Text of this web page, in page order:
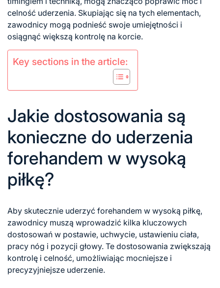
celność uderzenia. Skupiając się na tych elementach,
zawodnicy mogą podnieść swoje umiejętności i
osiągnąć większą kontrolę na korcie.
Key sections in the article:
Jakie dostosowania są
konieczne do uderzenia
forehandem w wysoką
piłkę?
Aby skutecznie uderzyć forehandem w wysoką piłkę,
zawodnicy muszą wprowadzić kilka kluczowych
dostosowań w postawie, uchwycie, ustawieniu ciała,
pracy nóg i pozycji głowy. Te dostosowania zwiększają
kontrolę i celność, umożliwiając mocniejsze i
precyzyjniejsze uderzenie.